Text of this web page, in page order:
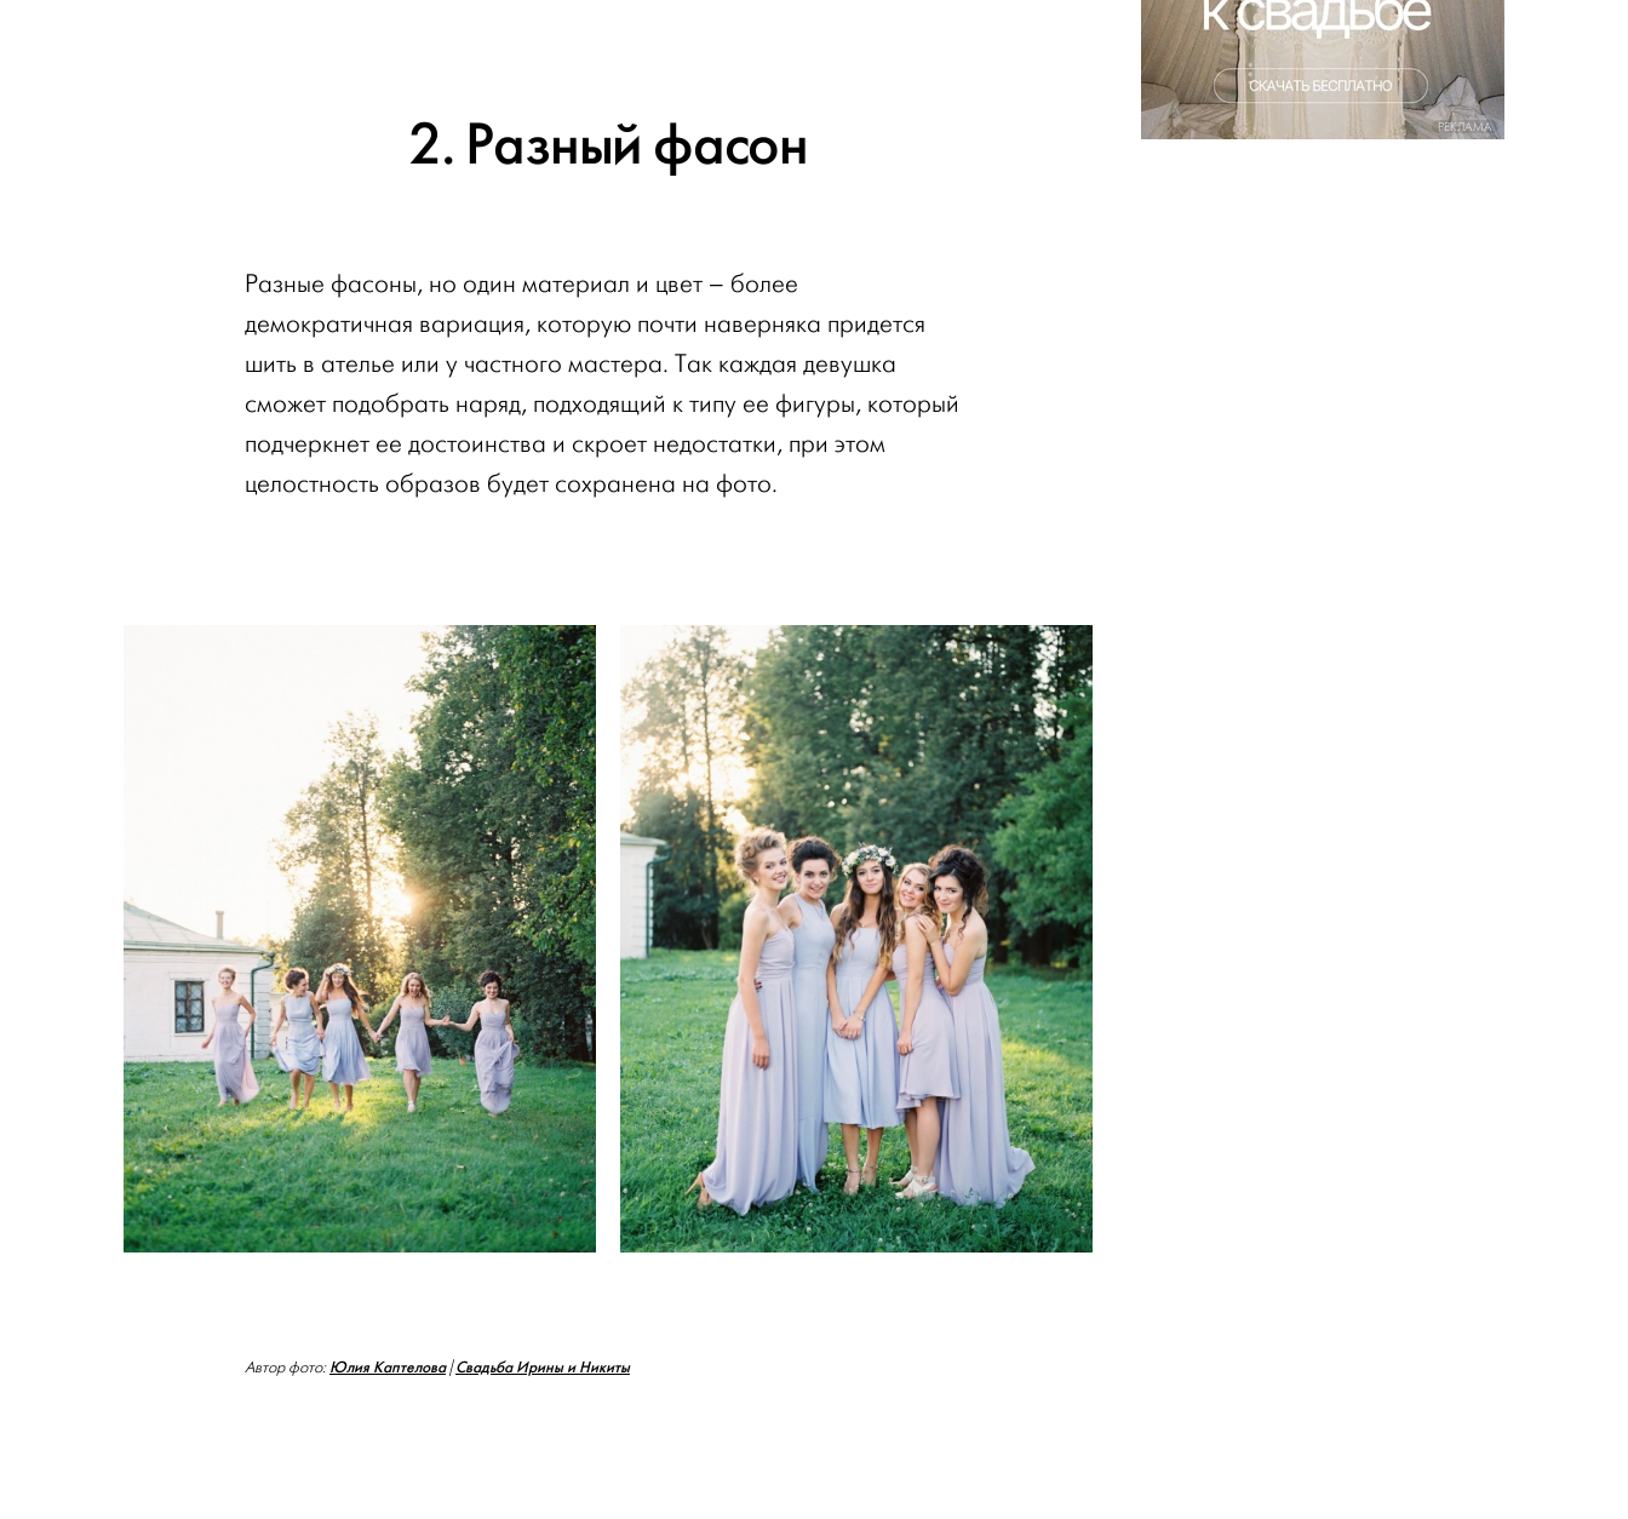
2. Разный фасон
Разные фасоны, но один материал и цвет – более
демократичная вариация, которую почти наверняка придется
шить в ателье или у частного мастера. Так каждая девушка
сможет подобрать наряд, подходящий к типу ее фигуры, который
подчеркнет ее достоинства и скроет недостатки, при этом
целостность образов будет сохранена на фото.
Автор фото: Юлия Каптелова|Свадьба Ирины и Никиты
РЕКЛАМА